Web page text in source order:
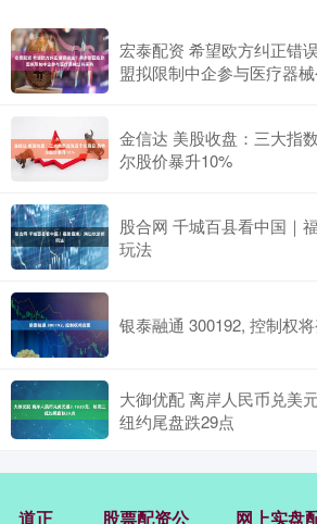
宏泰配资 希望欧方纠正错
盟拟限制中企参与医疗器
金信达 美股收盘：三大指
尔股价暴升10%
股合网 千城百县看中国｜
玩法
银泰融通 300192, 控制权
大御优配 离岸人民币兑美
纽约尾盘跌29点
道正 股票配资公 网上实盘